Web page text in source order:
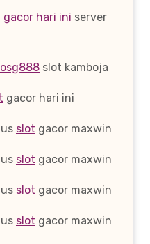
gacor hari ini server
osg888 slot kamboja
gacor hari ini
slot gacor maxwin
slot gacor maxwin
slot gacor maxwin
slot gacor maxwin